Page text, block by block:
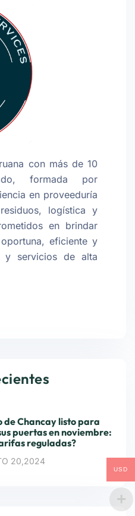
con más de 10
formada por
en proveeduría
logística y
en brindar
eficiente y
y servicios de alta
de Chancay listo para
puertas en noviembre:
reguladas?
20,2024
USD